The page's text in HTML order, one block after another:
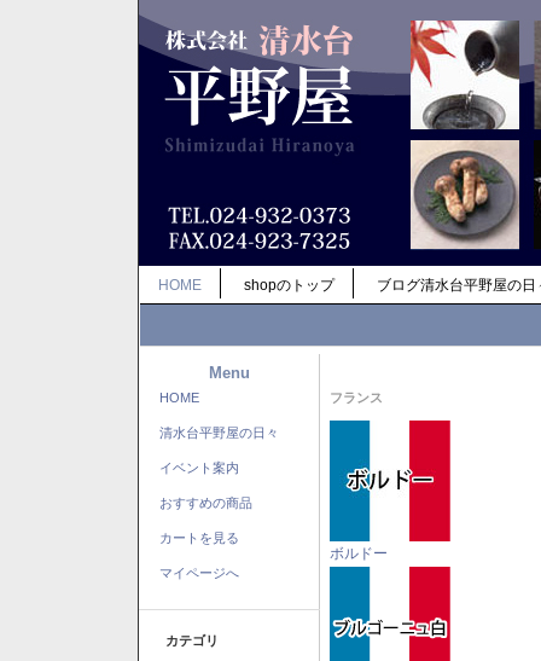
HOME shopのトップ ブログ清水台平野屋の日
Menu
HOME
清水台平野屋の日々
イベント案内
おすすめの商品
カートを見る
マイページへ
カテゴリ
フランス
ボルドー